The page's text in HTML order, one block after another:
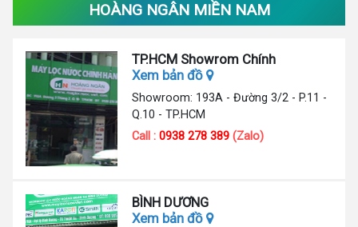
HOÀNG NGÂN MIỀN NAM
TP.HCM Showrom Chính
Xem bản đồ
Showroom: 193A - Đường 3/2 - P.11 -
Q.10 - TP.HCM
Call :0938 278 389(Zalo)
BÌNH DƯƠNG
Xem bản đồ